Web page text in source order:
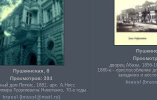
Пушкинская, 8
Просмотров: 394
дом Питкис, 1881, арх. А.Нисс
Георгиевича Никитенко, 70-е годы
brassl (brassl@mail.ru)
дворец Абазы, 1856-
1880-е - приспособление
западного и
brassl (